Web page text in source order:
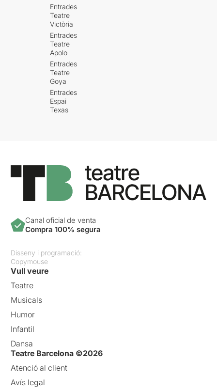
Entrades
Teatre
Victòria
Entrades
Teatre
Apolo
Entrades
Teatre
Goya
Entrades
Espai
Texas
Canal oficial de venta
Compra 100% segura
Disseny i programació:
Copymouse
Vull veure
Teatre
Musicals
Humor
Infantil
Dansa
Teatre Barcelona ©2026
Atenció al client
Avís legal